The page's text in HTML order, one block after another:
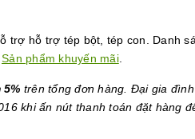
trợ hỗ trợ tép bột, tép con. Danh
Sản phẩm khuyến mãi.
5% trên tổng đơn hàng. Đại gia
khi ấn nút thanh toán đặt hàng